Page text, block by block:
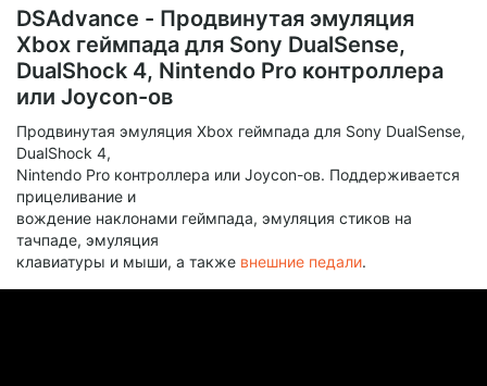
DSAdvance - Продвинутая эмуляция
Xbox геймпада для Sony DualSense,
DualShock 4, Nintendo Pro контроллера
или Joycon-ов
Продвинутая эмуляция Xbox геймпада для Sony DualSense,
DualShock 4,
Nintendo Pro контроллера или Joycon-ов. Поддерживается
прицеливание и
вождение наклонами геймпада, эмуляция стиков на
тачпаде, эмуляция
клавиатуры и мыши, а также внешние педали.